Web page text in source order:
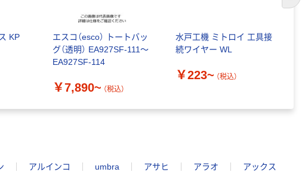
KP
エスコ（esco） トートバッ
グ（透明） EA927SF-111～
EA927SF-114
￥7,890~ （税込）
水戸工機 ミトロイ 工具接
続ワイヤー WL
￥223~ （税込）
次
アルインコ umbra アサヒ アラオ アックス